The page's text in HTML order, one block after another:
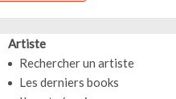
Artiste
Rechercher un artiste
Les derniers books